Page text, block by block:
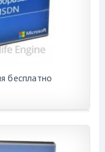
бесплатно